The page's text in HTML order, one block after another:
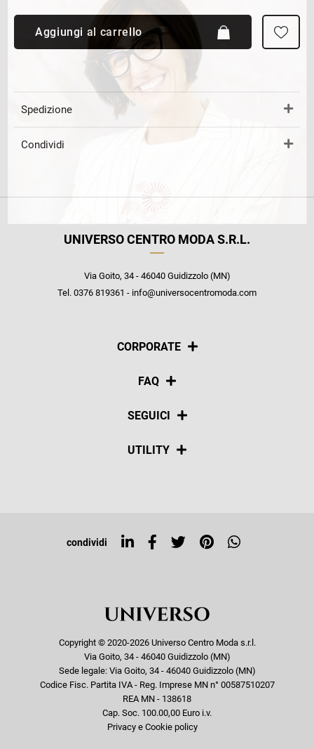
Aggiungi al carrello
Spedizione
Condividi
UNIVERSO CENTRO MODA S.R.L.
Via Goito, 34 - 46040 Guidizzolo (MN)
Tel. 0376 819361 - info@universocentromoda.com
CORPORATE
Chi siamo
FAQ
Pagamenti
SEGUICI
Social
UTILITY
Top ricerche
condividi
Copyright © 2020-2026 Universo Centro Moda s.r.l.
Via Goito, 34 - 46040 Guidizzolo (MN)
Sede legale: Via Goito, 34 - 46040 Guidizzolo (MN)
Codice Fisc. Partita IVA - Reg. Imprese MN n° 00587510207
REA MN - 138618
Cap. Soc. 100.00,00 Euro i.v.
Privacy e Cookie policy